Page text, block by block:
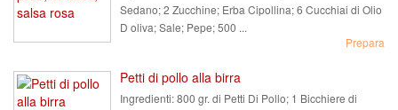
Sedano; 2 Zucchine; Erba Cipollina; 6 Cucchiai di Olio
D oliva; Sale; Pepe; 500 ...
Prepara
Petti di pollo alla birra
Ingredienti:800 gr. di Petti Di Pollo; 1 Bicchiere di